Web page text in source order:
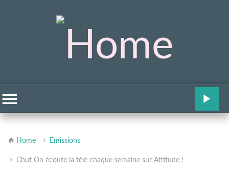
Home Emissions
Chut On écoute la télé chaque semaine sur Attitude !